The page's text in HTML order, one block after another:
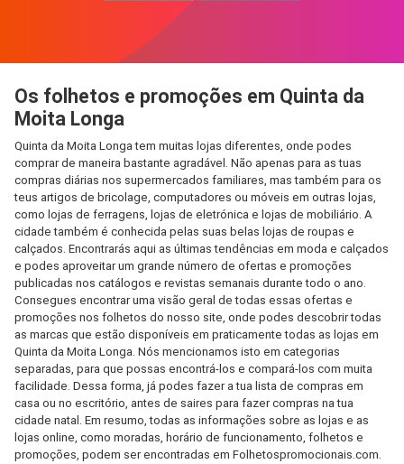
Os folhetos e promoções em Quinta da
Moita Longa
Quinta da Moita Longa tem muitas lojas diferentes, onde podes
comprar de maneira bastante agradável. Não apenas para as tuas
compras diárias nos supermercados familiares, mas também para os
teus artigos de bricolage, computadores ou móveis em outras lojas,
como lojas de ferragens, lojas de eletrónica e lojas de mobiliário. A
cidade também é conhecida pelas suas belas lojas de roupas e
calçados. Encontrarás aqui as últimas tendências em moda e calçados
e podes aproveitar um grande número de ofertas e promoções
publicadas nos catálogos e revistas semanais durante todo o ano.
Consegues encontrar uma visão geral de todas essas ofertas e
promoções nos folhetos do nosso site, onde podes descobrir todas
as marcas que estão disponíveis em praticamente todas as lojas em
Quinta da Moita Longa. Nós mencionamos isto em categorias
separadas, para que possas encontrá-los e compará-los com muita
facilidade. Dessa forma, já podes fazer a tua lista de compras em
casa ou no escritório, antes de saires para fazer compras na tua
cidade natal. Em resumo, todas as informações sobre as lojas e as
lojas online, como moradas, horário de funcionamento, folhetos e
promoções, podem ser encontradas em Folhetospromocionais.com.